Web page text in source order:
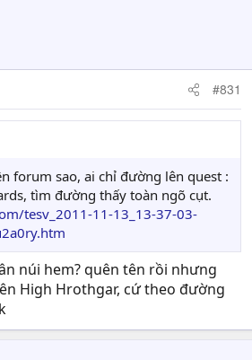
#831
forum sao, ai chỉ đường lên quest :
tìm đường thấy toàn ngõ cụt.
tesv_2011-11-13_13-37-03-
núi hem? quên tên rồi nhưng
High Hrothgar, cứ theo đường